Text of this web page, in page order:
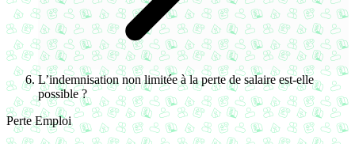
L’indemnisation non limitée à la perte de salaire est-elle
possible ?
Perte Emploi